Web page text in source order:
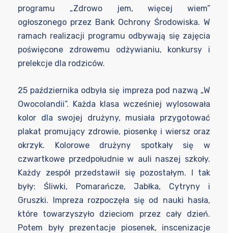
programu „Zdrowo jem, więcej wiem”
ogłoszonego przez Bank Ochrony Środowiska. W
ramach realizacji programu odbywają się zajęcia
poświęcone zdrowemu odżywianiu, konkursy i
prelekcje dla rodziców.
25 października odbyła się impreza pod nazwą „W
Owocolandii”. Każda klasa wcześniej wylosowała
kolor dla swojej drużyny, musiała przygotować
plakat promujący zdrowie, piosenkę i wiersz oraz
okrzyk. Kolorowe drużyny spotkały się w
czwartkowe przedpołudnie w auli naszej szkoły.
Każdy zespół przedstawił się pozostałym. I tak
były: Śliwki, Pomarańcze, Jabłka, Cytryny i
Gruszki. Impreza rozpoczęła się od nauki hasła,
które towarzyszyło dzieciom przez cały dzień.
Potem były prezentacje piosenek, inscenizacje